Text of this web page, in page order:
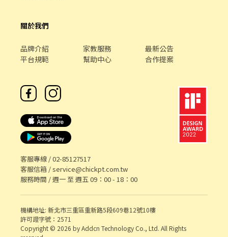
關於我們
品牌介紹 家教服務
最新公告
平台規範
幫助中心 合作提案
客服專線 /02-85127517
客服信箱 /service@chickpt.com.tw
服務時間 / 週一 至 週五 09：00 - 18：00
機構地址: 新北市三重區重新路5段609巷12號10樓
許可證字號：2571
Copyright © 2026 by Addcn Technology Co., Ltd. All Rights